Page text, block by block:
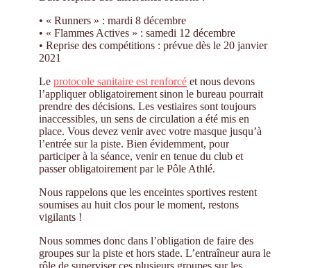
• « Runners » : mardi 8 décembre
• « Flammes Actives » : samedi 12 décembre
• Reprise des compétitions : prévue dès le 20 janvier
2021
Le protocole sanitaire est renforcé et nous devons
l’appliquer obligatoirement sinon le bureau pourrait
prendre des décisions. Les vestiaires sont toujours
inaccessibles, un sens de circulation a été mis en
place. Vous devez venir avec votre masque jusqu’à
l’entrée sur la piste. Bien évidemment, pour
participer à la séance, venir en tenue du club et
passer obligatoirement par le Pôle Athlé.
Nous rappelons que les enceintes sportives restent
soumises au huit clos pour le moment, restons
vigilants !
Nous sommes donc dans l’obligation de faire des
groupes sur la piste et hors stade. L’entraîneur aura le